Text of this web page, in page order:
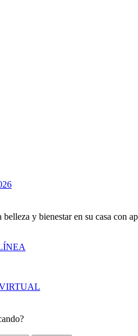
y bienestar en su casa con